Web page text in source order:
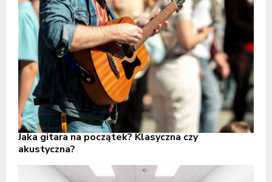
Jaka gitara na początek? Klasyczna czy
akustyczna?